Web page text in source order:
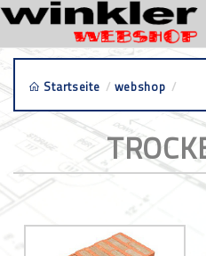
Startseite / webshop /